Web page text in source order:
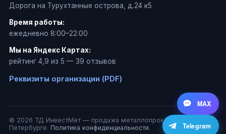
Дорога на Турухтанные острова, д.24 к5
Время работы:
ежедневно 8:00–22:00
Мы на Яндекс Картах:
рейтинг 4,9 из 5 — 39 отзывов
Реквизиты организации (PDF)
© 2026 ТД ИнвестМет — продажа металлопроката в Санкт-
Петербурге. Политика конфиденциальности.
MAX
Telegram